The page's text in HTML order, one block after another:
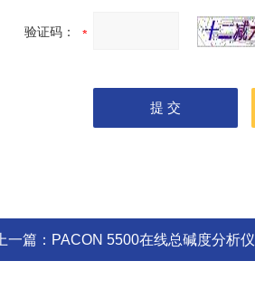
验证码：
上一篇： PACON 5500在线总碱度分析仪